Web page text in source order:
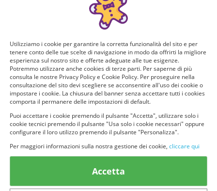
Puoi ricevere GRATIS questo nuovo prodotto, provarlo e
consigliarlo ad altri utenti. Per determinare se hai tutti i
requisiti per poter ricevere il prodotto da te selezionato e
Domanda 1 di 4:
Quanti siete in casa?
Solo io 2 persone
3 o più persone
Utilizziamo i cookie per garantire la corretta funzionalità del sito e per
tenere conto delle tue scelte di navigazione in modo da offrirti la migliore
esperienza sul nostro sito e offerte adeguate alle tue esigenze.
Potremmo utilizzare anche cookies di terze parti. Per saperne di più
consulta le nostre Privacy Policy e Cookie Policy. Per proseguire nella
consultazione del sito devi scegliere se acconsentire all'uso dei cookie o
impostare i cookie. La chiusura del banner senza accettare tutti i cookies
comporta il permanere delle impostazioni di default.
Puoi accettare i cookie premendo il pulsante "Accetta", utilizzare solo i
cookie tecnici premendo il pulsante "Usa solo i cookie necessari" oppure
configurare il loro utilizzo premendo il pulsante "Personalizza".
Per maggiori informazioni sulla nostra gestione dei cookie, cliccare qui
Accetta